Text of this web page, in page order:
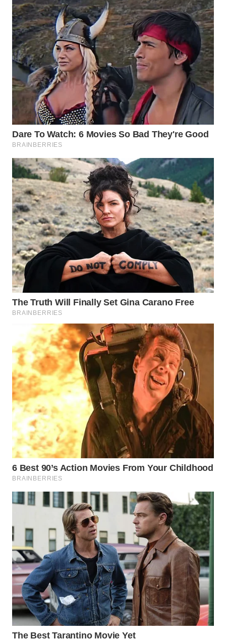
WN
DEPOK
WN
TAPANULI
UTARA
WN
SAMOSIR
WN
LAWAS
WN
SUMEDANG
WN
CIANJUR
KEPULAUAN
WN
TANGERANG
WN
BINJAI
WN
CIREBON
WN
INDRAMAYU
WN
KUNINGAN
MAJALENGKA
WN
SUBANG
WN
SUKABUMI
WN
PURWAKARTA